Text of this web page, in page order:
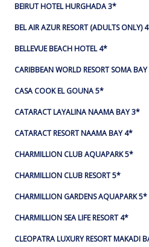
BEIRUT HOTEL HURGHADA 3*
BEL AIR AZUR RESORT (ADULTS ONLY)
BELLEVUE BEACH HOTEL 4*
CARIBBEAN WORLD RESORT SOMA
CASA COOK EL GOUNA 5*
CATARACT LAYALINA NAAMA BAY 3*
CATARACT RESORT NAAMA BAY 4*
CHARMILLION CLUB AQUAPARK 5*
CHARMILLION CLUB RESORT 5*
CHARMILLION GARDENS AQUAPARK 5*
CHARMILLION SEA LIFE RESORT 4*
CLEOPATRA LUXURY RESORT MAKADI